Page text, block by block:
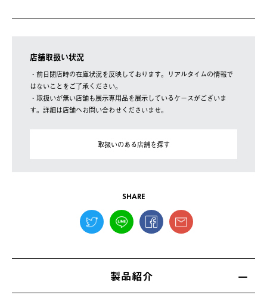
店舗取扱い状況
・前日閉店時の在庫状況を反映しております。リアルタイムの情報で
はないことをご了承ください。
・取扱いが無い店舗も展示専用品を展示しているケースがございま
す。詳細は店舗へお問い合わせくださいませ。
取扱いのある店舗を探す
SHARE
製品紹介